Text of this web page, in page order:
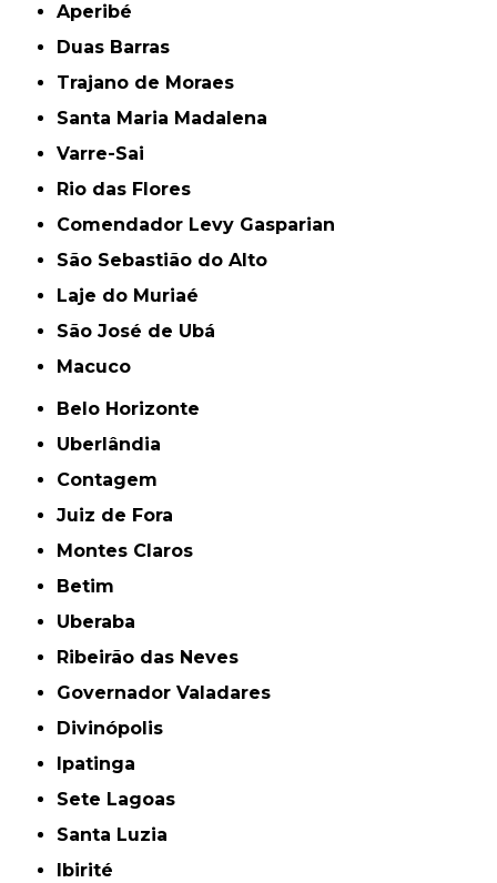
Aperibé
Duas Barras
Trajano de Moraes
Santa Maria Madalena
Varre-Sai
Rio das Flores
Comendador Levy Gasparian
São Sebastião do Alto
Laje do Muriaé
São José de Ubá
Macuco
Belo Horizonte
Uberlândia
Contagem
Juiz de Fora
Montes Claros
Betim
Uberaba
Ribeirão das Neves
Governador Valadares
Divinópolis
Ipatinga
Sete Lagoas
Santa Luzia
Ibirité